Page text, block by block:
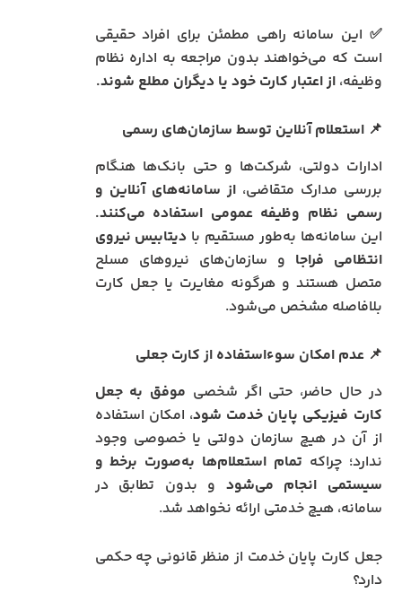
✅ این سامانه راهی مطمئن برای افراد حقیقی
است که می‌خواهند بدون مراجعه به اداره نظام
وظیفه،از اعتبار کارت خود یا دیگران مطلع شوند.
📌استعلام آنلاین توسط سازمان‌های رسمی
ادارات دولتی، شرکت‌ها و حتی بانک‌ها هنگام
بررسی مدارک متقاضی،از سامانه‌های آنلاین و
رسمی نظام وظیفه عمومی استفاده می‌کنند.
این سامانه‌ها به‌طور مستقیم با دیتابیس نیروی
انتظامی فراجا و سازمان‌های نیروهای مسلح
متصل هستند و هرگونه مغایرت یا جعل کارت
بلافاصله مشخص می‌شود.
📌عدم امکان سوءاستفاده از کارت جعلی
در حال حاضر، حتی اگر شخصی موفق به جعل
کارت فیزیکی پایان خدمت شود، امکان استفاده
از آن در هیچ سازمان دولتی یا خصوصی وجود
ندارد؛ چراکه تمام استعلام‌ها به‌صورت برخط و
سیستمی انجام می‌شود و بدون تطابق در
سامانه، هیچ خدمتی ارائه نخواهد شد.
جعل کارت پایان خدمت از منظر قانونی چه حکمی
دارد؟